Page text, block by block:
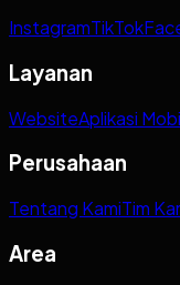
InstagramTikTok
Layanan
WebsiteAplikasi
Perusahaan
Tentang KamiTim
Area